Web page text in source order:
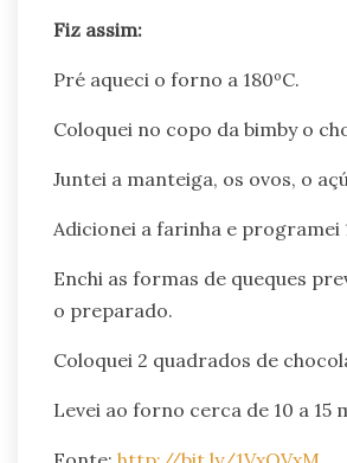
Fiz assim:
Pré aqueci o forno a 180ºC.
Coloquei no copo da bimby o
Juntei a manteiga, os ovos, o
Adicionei a farinha e programei
Enchi as formas de queques
o preparado.
Coloquei 2 quadrados de
Levei ao forno cerca de 10 a 15